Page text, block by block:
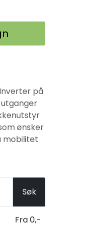
på
utganger
ønsker
mobilitet
Søk
Fra 0,-